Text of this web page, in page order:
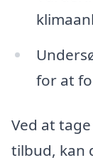
for at
Ved at
tilbud, kan